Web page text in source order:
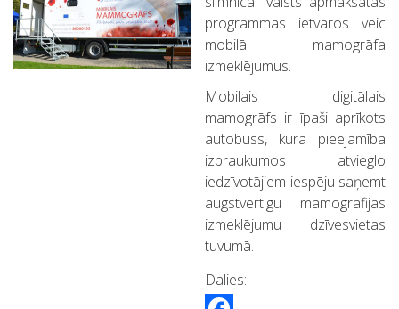
programmas ietvaros veic
mobilā mamogrāfa
izmeklējumus.
Mobilais digitālais
mamogrāfs ir īpaši aprīkots
autobuss, kura pieejamība
izbraukumos atvieglo
iedzīvotājiem iespēju saņemt
augstvērtīgu mamogrāfijas
izmeklējumu dzīvesvietas
tuvumā.
Dalies: